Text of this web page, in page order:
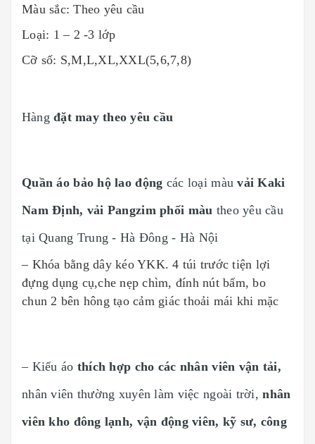
Màu sắc: Theo yêu cầu
Loại: 1 – 2 -3 lớp
Cỡ số: S,M,L,XL,XXL(5,6,7,8)
Hàngđặt may theo yêu cầu
Quần áo bảo hộ lao động các loại màuvải Kaki
Nam Định, vải Pangzim phối màu theo yêu cầu
tại Quang Trung - Hà Đông - Hà Nội
– Khóa bằng dây kéo YKK. 4 túi trước tiện lợi
đựng dụng cụ,che nẹp chìm, đính nút bấm, bo
chun 2 bên hông tạo cảm giác thoải mái khi mặc
– Kiểu áo thích hợp cho các nhân viên vận tải,
nhân viên thường xuyên làm việc ngoài trời,nhân
viên kho đông lạnh, vận động viên, kỹ sư, công